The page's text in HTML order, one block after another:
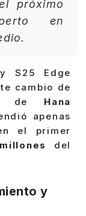
próximo
en
S25 Edge
cambio de
de Hana
apenas
el primer
del
y